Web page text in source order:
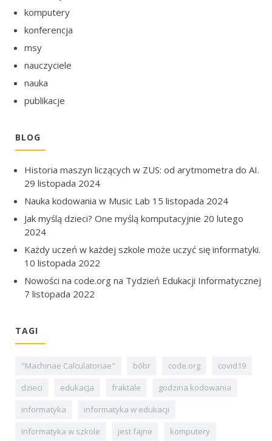
komputery
konferencja
msy
nauczyciele
nauka
publikacje
BLOG
Historia maszyn liczących w ZUS: od arytmometra do AI.
29 listopada 2024
Nauka kodowania w Music Lab 15 listopada 2024
Jak myślą dzieci? One myślą komputacyjnie 20 lutego
2024
Każdy uczeń w każdej szkole może uczyć się informatyki.
10 listopada 2022
Nowości na code.org na Tydzień Edukacji Informatycznej
7 listopada 2022
TAGI
"Machinae Calculatoriae" bóbr code.org
covid19
dzieci
edukacja fraktale
godzina kodowania
informatyka
informatyka w edukacji
informatyka w szkole
jest fajne
komputery